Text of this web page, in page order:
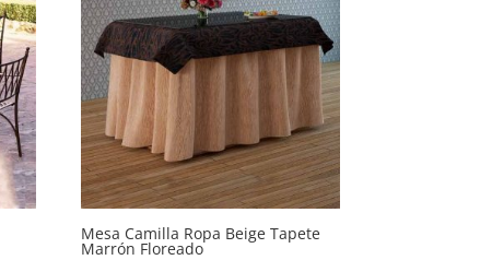
Mesa Camilla Ropa Beige Tapete
Marrón Floreado